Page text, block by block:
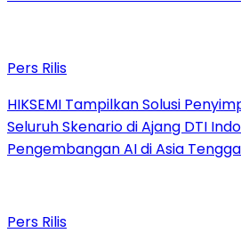
Pers Rilis
HIKSEMI Tampilkan Solusi
Seluruh Skenario di Ajang DTI
Pengembangan AI di Asia
Pers Rilis